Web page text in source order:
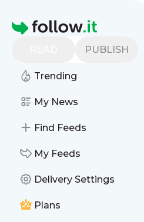
Homepage
PUBLISH
Trending
My News
Find Feeds
My Feeds
Delivery Settings
Plans
Find more feeds
Sasha
Follow
Subscribe in seconds and
Shcherbakova's news feed
your phone or even read
page here on follow.it.
You can select the updates
you can add as many
like.